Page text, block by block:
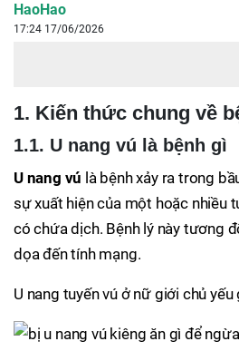
HaoHao
17:24 17/06/2026
1. Kiến thức chung về
1.1. U nang vú là bệnh gì
U nang vú là bệnh xảy ra trong
sự xuất hiện của một hoặc nhiều
có chứa dịch. Bệnh lý này tương
dọa đến tính mạng.
U nang tuyến vú ở nữ giới chủ